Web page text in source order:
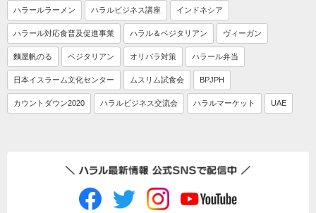
ハラールラーメン ハラルビジネス講座 インドネシア
ハラール対応食普及促進事業 ハラル＆ベジタリアン ヴィーガン
麵屋帆のる ベジタリアン オリパラ対策 ハラール弁当
日本イスラーム文化センター ムスリム試食会 BPJPH
カウントダウン2020 ハラルビジネス交流会 ハラルマーケット UAE